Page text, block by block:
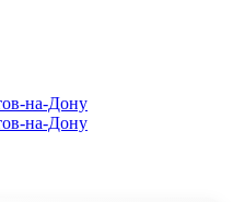
на-Дону
на-Дону